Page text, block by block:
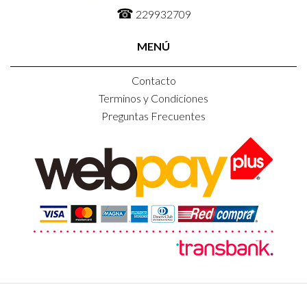
☎ 229932709
MENÚ
Contacto
Terminos y Condiciones
Preguntas Frecuentes